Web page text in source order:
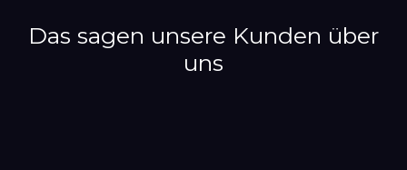
Das sagen unsere Kunden über
uns